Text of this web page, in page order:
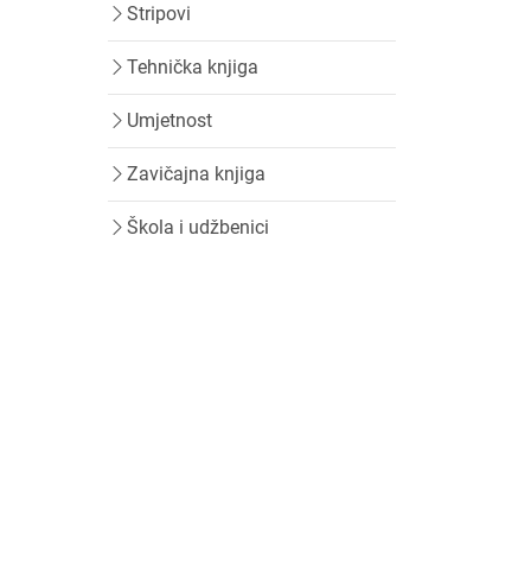
Stripovi
Tehnička knjiga
Umjetnost
Zavičajna knjiga
Škola i udžbenici